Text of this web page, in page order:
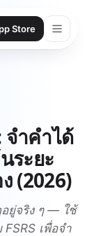
Store
ำคำได้
ระยะ
(2026)
ยู่จริง ๆ — ใช้
เพื่อจำ